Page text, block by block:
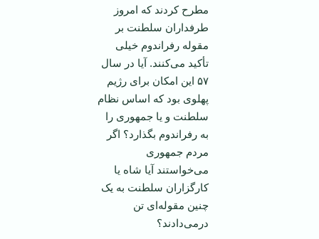
مطرح کردند که امروز
طرفداران سلطنت بر
مقوله رفراندوم خیلی
تأکید می‌کنند. آیا در سال
۵۷ این امکان برای رژیم
پهلوی بود که اساس نظام
سلطنت و یا جمهوری را
به رفراندوم بگذارد؟ اگر
مردم جمهوری
می‌خواستند آیا شاه یا
کارگزاران سلطنت به یک
چنین مقوله‌ای تن
درمی‌دادند؟